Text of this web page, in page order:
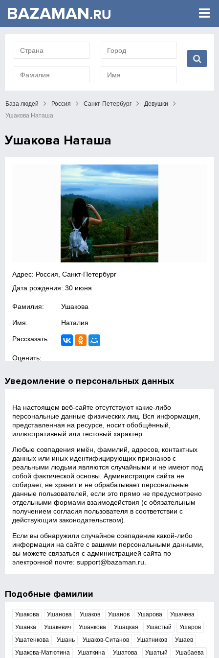
База людей Россия Санкт-Петербург
Девушки
Ушакова Наташа
Ушакова Наташа
Адрес: Россия, Санкт-Петербург
Дата рождения: 30 июня
Фамилия: Ушакова
Имя: Наталия
Рассказать:
Оценить:
Уведомление о персональных данных
На настоящем веб‑сайте отсутствуют какие‑либо
персональные данные физических лиц. Вся информация,
представленная на ресурсе, носит обобщённый,
иллюстративный или тестовый характер.
Любые совпадения имён, фамилий, адресов, контактных
данных или иных идентифицирующих признаков с
реальными людьми являются случайными и не имеют под
собой фактической основы. Администрация сайта не
собирает, не хранит и не обрабатывает персональные
данные пользователей, если это прямо не предусмотрено
отдельными формами взаимодействия (с обязательным
получением согласия пользователя в соответствии с
действующим законодательством).
Если вы обнаружили случайное совпадение какой‑либо
информации на сайте с вашими персональными данными,
вы можете связаться с администрацией сайта по
электронной почте:support@bazaman.ru
Подобные фамилии
Ушакова Ушанова Ушаков Ушанов Ушарова
Ушачева
Ушанка
Ушакевич Ушанкова Ушацкая Ушастый
Ушаров
Ушатенкова
Ушань Ушаков-Ситанов Ушатников
Ушаев
Ушакова-Матютина
Ушаткина Ушатова Ушатый Ушабаева